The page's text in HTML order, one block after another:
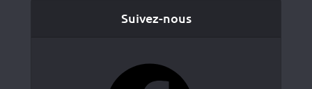
Suivez-nous